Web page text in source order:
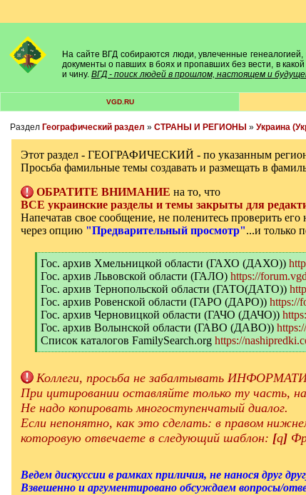
На сайте ВГД собираются люди, увлеченные генеалогией,
документы о павших в боях и пропавших без вести, в
и чину. ВГД - поиск людей в прошлом, настоящем и
VGD.RU
Раздел Географический раздел » СТРАНЫ И РЕГИОНЫ » Украина
Этот раздел - ГЕОГРАФИЧЕСКИЙ - по указанным
Просьба фамильные темы создавать и размещать в
ОБРАТИТЕ ВНИМАНИЕ на то, что
ВСЕ украинские разделы и темы закрыты для
Напечатав свое сообщение, не поленитесь проверить
через опцию "Предварительный просмотр"...и только
[
q
Гос. архив Хмельницкой области (ГАХО (ДАХО))
Гос. архив Львовской области (ГАЛО) https://
Гос. архив Тернопольской области (ГАТО(ДАТО))
Гос. архив Ровенской области (ГАРО (ДАРО)) https://
Гос. архив Черновицкой области (ГАЧО (ДАЧО))
Гос. архив Волынской области (ГАВО (ДАВО))
Список каталогов FamilySearch.org https://
[
]
Коллеги, просьба не забалтывать
При цитировании оставляйте только ту часть,
Не надо копировать многоступенчатый диалог.
Если непонятно, как это сделать: в правом
которовую отвечаете в следующий шаблон: [q]
Ведем дискуссии в рамках приличия, не нанося друг
Взвешенно и аргументировано обсуждаем вопросы/